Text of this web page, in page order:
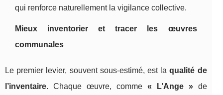
qui renforce naturellement la vigilance collective.
Mieux inventorier et tracer les œuvres
communales
Le premier levier, souvent sous-estimé, est laqualité de
l’inventaire. Chaque œuvre, comme « L’Ange »de